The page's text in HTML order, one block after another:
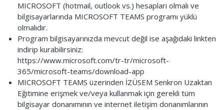
MICROSOFT (hotmail, outlook vs.) hesapları olmalı ve
bilgisayarlarında MICROSOFT TEAMS programı yüklü
olmalıdır.
Program bilgisayarınızda mevcut değil ise aşağıdaki linkten
indirip kurabilirsiniz:
https://www.microsoft.com/tr-tr/microsoft-
365/microsoft-teams/download-app
MICROSOFT TEAMS üzerinden İZÜSEM Senkron Uzaktan
Eğitimine erişmek ve/veya kullanmak için gerekli tüm
bilgisayar donanımının ve internet iletişim donanımlarının